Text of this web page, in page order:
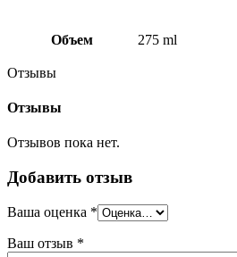
Объем 275 ml
Отзывы
Отзывы
Отзывов пока нет.
Добавить отзыв
Ваша оценка *
Ваш отзыв *